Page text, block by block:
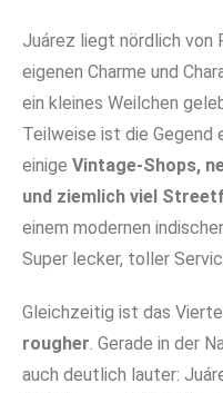
Juárez liegt nördlich von
eigenen Charme und
ein kleines Weilchen
Teilweise ist die Gegend
einige Vintage-Shops,
und ziemlich viel
einem modernen
Super lecker, toller
Gleichzeitig ist das
rougher. Gerade in der
auch deutlich lauter: